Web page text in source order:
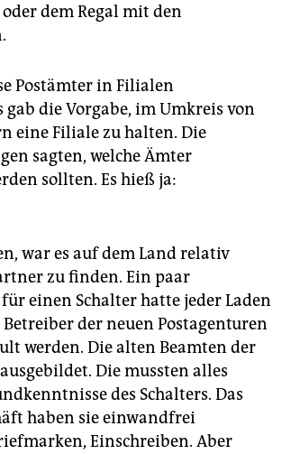
dem Regal mit den
Postämter in Filialen
gab die Vorgabe, im Umkreis von
eine Filiale zu halten. Die
sagten, welche Ämter
sollten. Es hieß ja:
war es auf dem Land relativ
zu finden. Ein paar
einen Schalter hatte jeder Laden
Betreiber der neuen Postagenturen
werden. Die alten Beamten der
Die mussten alles
des Schalters. Das
haben sie einwandfrei
Einschreiben. Aber